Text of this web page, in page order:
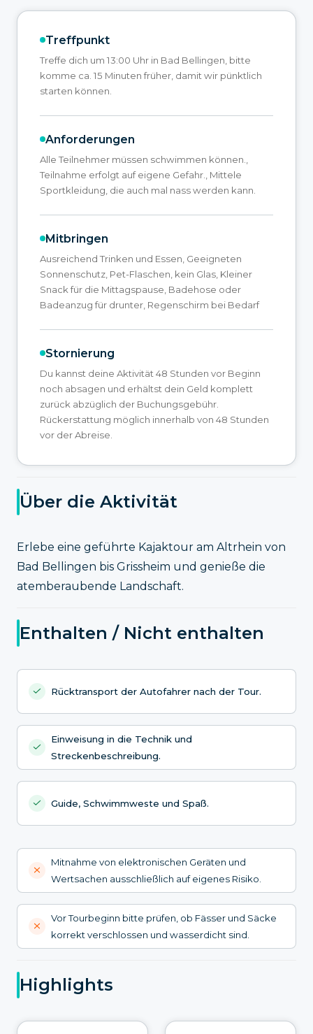
Treffpunkt
Treffe dich um 13:00 Uhr in Bad Bellingen, bitte
komme ca. 15 Minuten früher, damit wir pünktlich
starten können.
Anforderungen
Alle Teilnehmer müssen schwimmen können.,
Teilnahme erfolgt auf eigene Gefahr., Mittele
Sportkleidung, die auch mal nass werden kann.
Mitbringen
Ausreichend Trinken und Essen, Geeigneten
Sonnenschutz, Pet-Flaschen, kein Glas, Kleiner
Snack für die Mittagspause, Badehose oder
Badeanzug für drunter, Regenschirm bei Bedarf
Stornierung
Du kannst deine Aktivität 48 Stunden vor Beginn
noch absagen und erhältst dein Geld komplett
zurück abzüglich der Buchungsgebühr.
Rückerstattung möglich innerhalb von 48 Stunden
vor der Abreise.
Über die Aktivität
Erlebe eine geführte Kajaktour am Altrhein von
Bad Bellingen bis Grissheim und genieße die
atemberaubende Landschaft.
Enthalten / Nicht enthalten
Rücktransport der Autofahrer nach der Tour.
Einweisung in die Technik und
Streckenbeschreibung.
Guide, Schwimmweste und Spaß.
Mitnahme von elektronischen Geräten und
Wertsachen ausschließlich auf eigenes Risiko.
Vor Tourbeginn bitte prüfen, ob Fässer und Säcke
korrekt verschlossen und wasserdicht sind.
Highlights